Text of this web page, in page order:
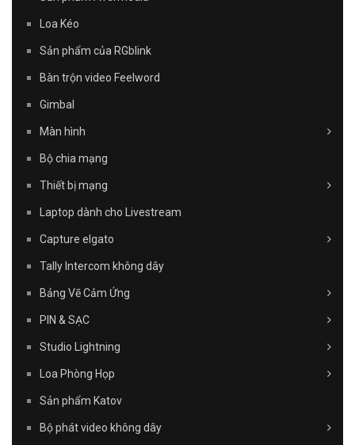
Loa Kéo
Sản phẩm của RGblink
Bàn trộn video Feelword
Gimbal
Màn hình
Bộ chia mạng
Thiết bị mạng
Laptop dành cho Livestream
Capture elgato
Tally Intercom không dây
Bảng Vẽ Cảm Ứng
PIN & SẠC
Studio Lightning
Loa Phòng Họp
Sản phẩm Katov
Bộ phát video không dây